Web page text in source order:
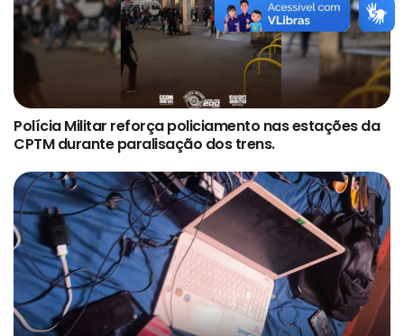
Polícia Militar reforça policiamento nas estações da
CPTM durante paralisação dos trens.